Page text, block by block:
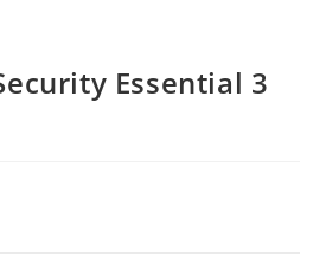
Essential 3